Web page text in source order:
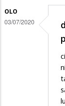
Trochę
żenujące
OLO
03/07/2020